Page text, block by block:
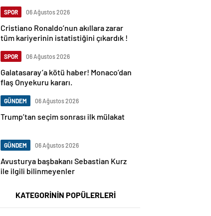
SPOR 06 Ağustos 2026
Cristiano Ronaldo’nun akıllara zarar
tüm kariyerinin istatistiğini çıkardık !
SPOR 06 Ağustos 2026
Galatasaray’a kötü haber! Monaco’dan
flaş Onyekuru kararı.
GÜNDEM 06 Ağustos 2026
Trump’tan seçim sonrası ilk mülakat
GÜNDEM 06 Ağustos 2026
Avusturya başbakanı Sebastian Kurz
ile ilgili bilinmeyenler
KATEGORİNİN POPÜLERLERİ